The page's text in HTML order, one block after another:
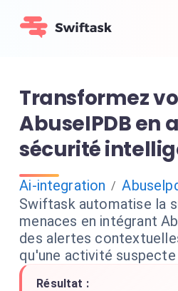
Transformez
AbuseIPDB en
sécurité
Ai-integration /
Swiftask automatise la
menaces en intégrant
des alertes
qu'une activité
Résultat :